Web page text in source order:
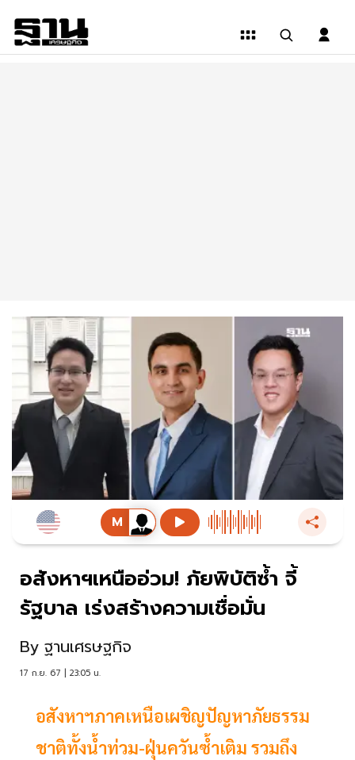
อสังหาฯเหนืออ่วม! ภัยพิบัติซํ้า จี้
รัฐบาล เร่งสร้างความเชื่อมั่น
By ฐานเศรษฐกิจ
17 ก.ย. 67 | 23:05 น.
อสังหาฯภาคเหนือเผชิญปัญหาภัยธรรม
ชาติทั้งนํ้าท่วม-ฝุ่นควันซํ้าเติม รวมถึง